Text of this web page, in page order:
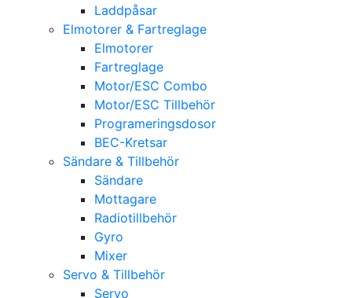
Laddpåsar
Elmotorer & Fartreglage
Elmotorer
Fartreglage
Motor/ESC Combo
Motor/ESC Tillbehör
Programeringsdosor
BEC-Kretsar
Sändare & Tillbehör
Sändare
Mottagare
Radiotillbehör
Gyro
Mixer
Servo & Tillbehör
Servo